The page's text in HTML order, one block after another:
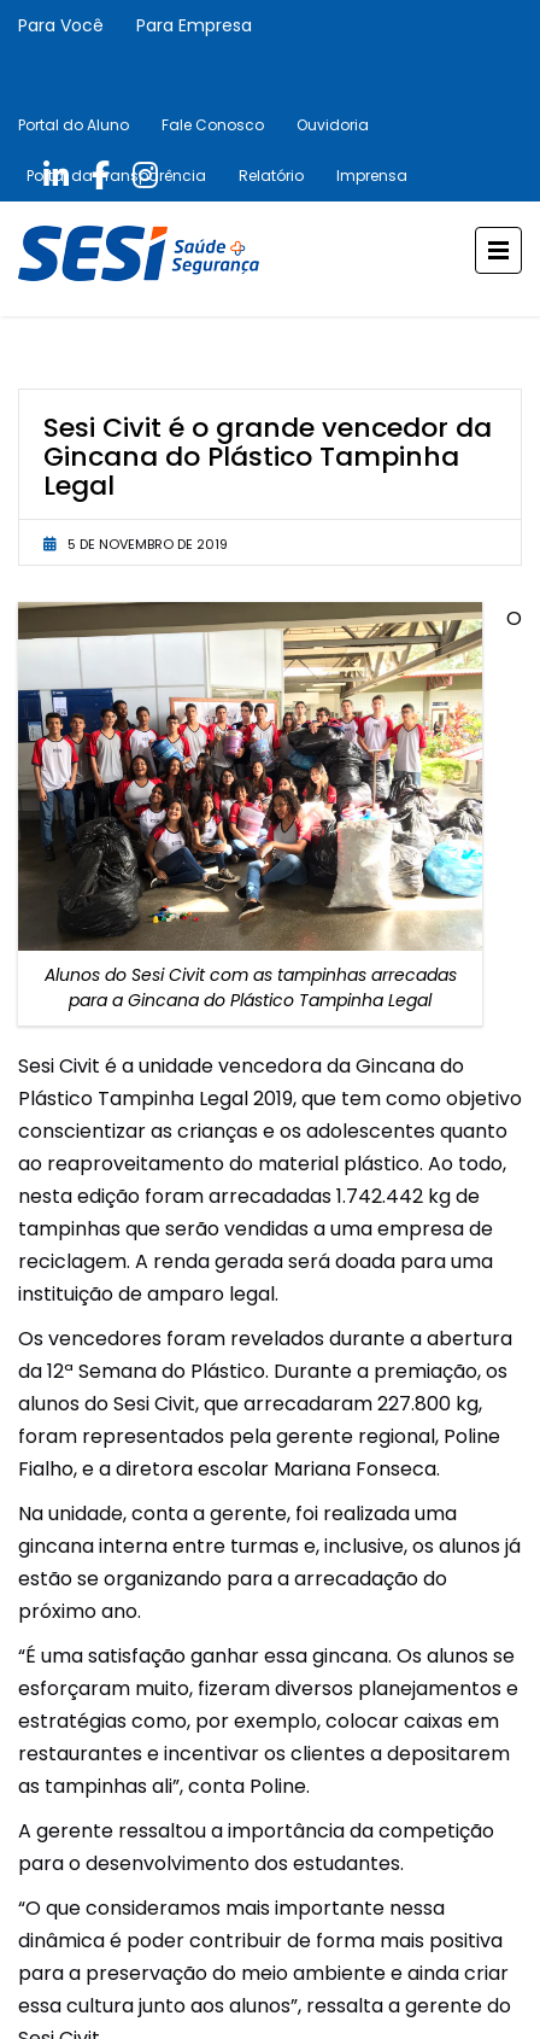
Para Você Para Empresa
Portal do Aluno Fale Conosco Ouvidoria
Portal da Transparência Relatório Imprensa
Sesi Civit é o grande vencedor da
Gincana do Plástico Tampinha
Legal
5 DE NOVEMBRO DE 2019
Alunos do Sesi Civit com as tampinhas arrecadas
para a Gincana do Plástico Tampinha Legal
O
Sesi Civit é a unidade vencedora da Gincana do
Plástico Tampinha Legal 2019, que tem como objetivo
conscientizar as crianças e os adolescentes quanto
ao reaproveitamento do material plástico. Ao todo,
nesta edição foram arrecadadas 1.742.442 kg de
tampinhas que serão vendidas a uma empresa de
reciclagem. A renda gerada será doada para uma
instituição de amparo legal.
Os vencedores foram revelados durante a abertura
da 12ª Semana do Plástico. Durante a premiação, os
alunos do Sesi Civit, que arrecadaram 227.800 kg,
foram representados pela gerente regional, Poline
Fialho, e a diretora escolar Mariana Fonseca.
Na unidade, conta a gerente, foi realizada uma
gincana interna entre turmas e, inclusive, os alunos já
estão se organizando para a arrecadação do
próximo ano.
“É uma satisfação ganhar essa gincana. Os alunos se
esforçaram muito, fizeram diversos planejamentos e
estratégias como, por exemplo, colocar caixas em
restaurantes e incentivar os clientes a depositarem
as tampinhas ali”, conta Poline.
A gerente ressaltou a importância da competição
para o desenvolvimento dos estudantes.
“O que consideramos mais importante nessa
dinâmica é poder contribuir de forma mais positiva
para a preservação do meio ambiente e ainda criar
essa cultura junto aos alunos”, ressalta a gerente do